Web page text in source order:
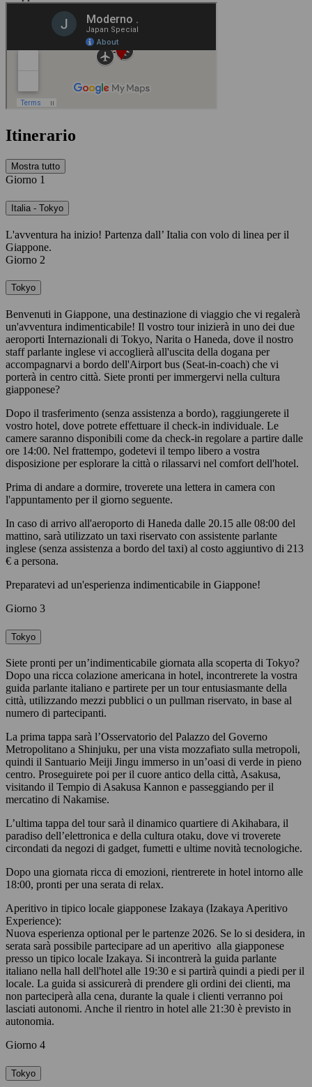
Itinerario
Mostra tutto
Giorno 1
Italia - Tokyo
L'avventura ha inizio! Partenza dall’ Italia con volo di linea per il
Giappone.
Giorno 2
Tokyo
Benvenuti in Giappone, una destinazione di viaggio che vi regalerà
un'avventura indimenticabile! Il vostro tour inizierà in uno dei due
aeroporti Internazionali di Tokyo, Narita o Haneda, dove il nostro
staff parlante inglese vi accoglierà all'uscita della dogana per
accompagnarvi a bordo dell'Airport bus (Seat-in-coach) che vi
porterà in centro città. Siete pronti per immergervi nella cultura
giapponese?
Dopo il trasferimento (senza assistenza a bordo), raggiungerete il
vostro hotel, dove potrete effettuare il check-in individuale. Le
camere saranno disponibili come da check-in regolare a partire dalle
ore 14:00. Nel frattempo, godetevi il tempo libero a vostra
disposizione per esplorare la città o rilassarvi nel comfort dell'hotel.
Prima di andare a dormire, troverete una lettera in camera con
l'appuntamento per il giorno seguente.
In caso di arrivo all'aeroporto di Haneda dalle 20.15 alle 08:00 del
mattino, sarà utilizzato un taxi riservato con assistente parlante
inglese (senza assistenza a bordo del taxi) al costo aggiuntivo di 213
€ a persona.
Preparatevi ad un'esperienza indimenticabile in Giappone!
Giorno 3
Tokyo
Siete pronti per un’indimenticabile giornata alla scoperta di Tokyo?
Dopo una ricca colazione americana in hotel, incontrerete la vostra
guida parlante italiano e partirete per un tour entusiasmante della
città, utilizzando mezzi pubblici o un pullman riservato, in base al
numero di partecipanti.
La prima tappa sarà l’Osservatorio del Palazzo del Governo
Metropolitano a Shinjuku, per una vista mozzafiato sulla metropoli,
quindi il Santuario Meiji Jingu immerso in un’oasi di verde in pieno
centro. Proseguirete poi per il cuore antico della città, Asakusa,
visitando il Tempio di Asakusa Kannon e passeggiando per il
mercatino di Nakamise.
L’ultima tappa del tour sarà il dinamico quartiere di Akihabara, il
paradiso dell’elettronica e della cultura otaku, dove vi troverete
circondati da negozi di gadget, fumetti e ultime novità tecnologiche.
Dopo una giornata ricca di emozioni, rientrerete in hotel intorno alle
18:00, pronti per una serata di relax.
Aperitivo in tipico locale giapponese Izakaya (Izakaya Aperitivo
Experience):
Nuova esperienza optional per le partenze 2026. Se lo si desidera, in
serata sarà possibile partecipare ad un aperitivo alla giapponese
presso un tipico locale Izakaya. Si incontrerà la guida parlante
italiano nella hall dell'hotel alle 19:30 e si partirà quindi a piedi per il
locale. La guida si assicurerà di prendere gli ordini dei clienti, ma
non parteciperà alla cena, durante la quale i clienti verranno poi
lasciati autonomi. Anche il rientro in hotel alle 21:30 è previsto in
autonomia.
Giorno 4
Tokyo